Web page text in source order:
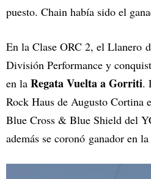
puesto. Chain había sido el
En la Clase ORC 2, el Llanero
División Performance y
en la Regata Vuelta a Gorriti.
Rock Haus de Augusto Cortina
Blue Cross & Blue Shield del
además se coronó ganador en